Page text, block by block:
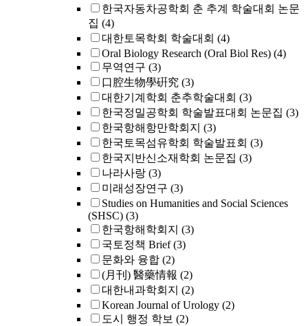
한국자동차공학회 춘 추계 학술대회 논문
집 (4)
대한토목학회 학술대회 (4)
Oral Biology Research (Oral Biol Res) (4)
무역연구 (3)
口腔生物學硏究 (3)
대한기계학회 춘추학술대회 (3)
한국정밀공학회 학술발표대회 논문집 (3)
한국항해항만학회지 (3)
한국토목섬유학회 학술발표회 (3)
한국지반신소재학회 논문집 (3)
나라사랑 (3)
미래성장연구 (3)
Studies on Humanities and Social Sciences
(SHSC) (3)
한국항해학회지 (3)
국토정책 Brief (3)
문화와 융합 (2)
(月刊) 醫藥情報 (2)
대한내과학회지 (2)
Korean Journal of Urology (2)
도시 행정 학보 (2)